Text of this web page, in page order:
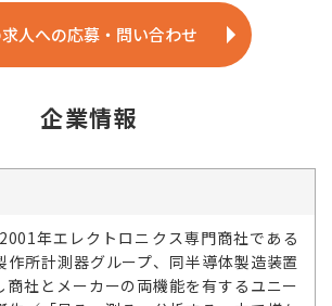
人への応募・問い合わせ
企業情報
年エレクトロニクス専門商社である
作所計測器グループ、同半導体製造装置
商社とメーカーの両機能を有するユニー